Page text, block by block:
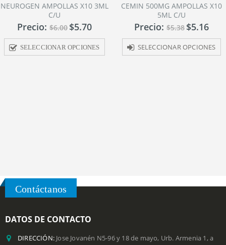
out
NEUROGEN AMPOLLAS X10 3ML
C/U
Precio: $6.00 $5.70
SELECCIONAR OPCIONES
out
of
5
CEMIN 500MG AMPOLLAS X10
5ML C/U
Precio: $5.38 $5.16
SELECCIONAR OPCIONES
Contáctanos
DATOS DE CONTACTO
DIRECCIÓN: Jose Jovanén N5-96 y 18 de mayo, Urb. Armenia 1, a